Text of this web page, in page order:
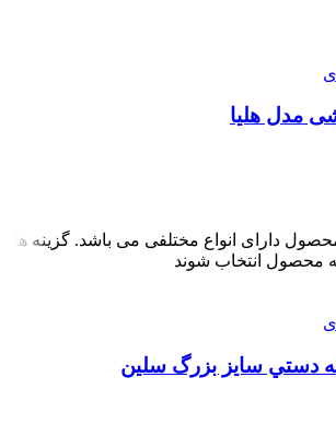
دارای انواع مختلفی می باشد. گزینه ها
انتخاب شوند